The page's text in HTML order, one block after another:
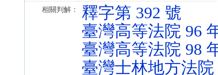
相關判解：
釋字第 392 號
臺灣高等法院 96
臺灣高等法院 98
臺灣士林地方法